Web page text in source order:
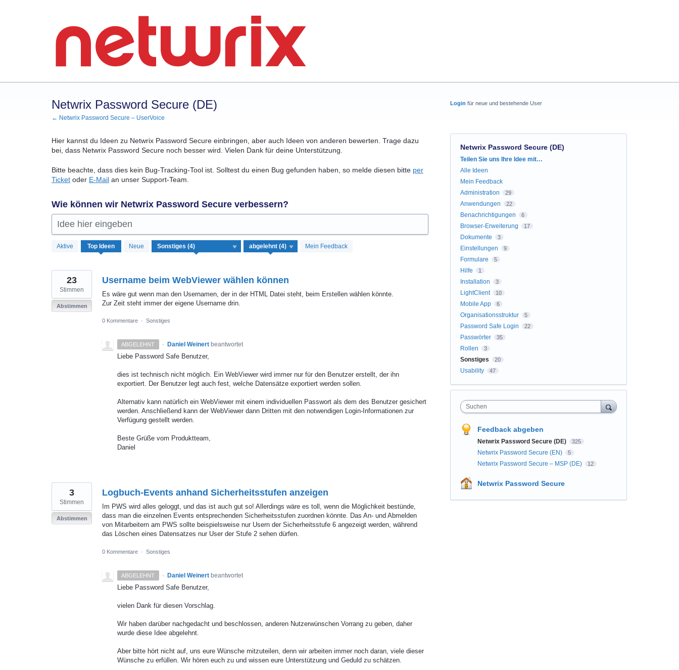
Netwrix Password Secure (DE)
← Netwrix Password Secure – UserVoice
Hier kannst du Ideen zu Netwrix Password Secure einbringen, aber auch Ideen von anderen bewerten. Trage dazu
bei, dass Netwrix Password Secure noch besser wird. Vielen Dank für deine Unterstützung.
Bitte beachte, dass dies kein Bug-Tracking-Tool ist. Solltest du einen Bug gefunden haben, so melde diesen bitte per
Ticket oder E-Mail an unser Support-Team.
Wie können wir Netwrix Password Secure verbessern?
Idee hier eingeben
Aktive Top Ideen Neue Mein Feedback
gefundene
Username beim WebViewer wählen können
Es wäre gut wenn man den Usernamen, der in der HTML Datei steht, beim Erstellen wählen könnte.
Zur Zeit steht immer der eigene Username drin.
23
Stimmen
Abstimmen
0 Kommentare · Sonstiges
ABGELEHNT · Daniel Weinert beantwortet
Liebe Password Safe Benutzer,
dies ist technisch nicht möglich. Ein WebViewer wird immer nur für den Benutzer erstellt, der ihn
exportiert. Der Benutzer legt auch fest, welche Datensätze exportiert werden sollen.
Alternativ kann natürlich ein WebViewer mit einem individuellen Passwort als dem des Benutzer gesichert
werden. Anschließend kann der WebViewer dann Dritten mit den notwendigen Login-Informationen zur
Verfügung gestellt werden.
Beste Grüße vom Produktteam,
Daniel
Logbuch-Events anhand Sicherheitsstufen anzeigen
Im PWS wird alles geloggt, und das ist auch gut so! Allerdings wäre es toll, wenn die Möglichkeit bestünde,
dass man die einzelnen Events entsprechenden Sicherheitsstufen zuordnen könnte. Das An- und Abmelden
von Mitarbeitern am PWS sollte beispielsweise nur Usern der Sicherheitsstufe 6 angezeigt werden, während
das Löschen eines Datensatzes nur User der Stufe 2 sehen dürfen.
3
Stimmen
Abstimmen
0 Kommentare · Sonstiges
ABGELEHNT · Daniel Weinert beantwortet
Liebe Password Safe Benutzer,
vielen Dank für diesen Vorschlag.
Wir haben darüber nachgedacht und beschlossen, anderen Nutzerwünschen Vorrang zu geben, daher
wurde diese Idee abgelehnt.
Aber bitte hört nicht auf, uns eure Wünsche mitzuteilen, denn wir arbeiten immer noch daran, viele dieser
Wünsche zu erfüllen. Wir hören euch zu und wissen eure Unterstützung und Geduld zu schätzen.
Login für neue und bestehende User
Netwrix Password Secure (DE)
Kategorien
Teilen Sie uns Ihre Idee mit…
Alle Ideen
Mein Feedback
Administration
29
Anwendungen 22
Benachrichtigungen 6
Browser-Erweiterung 17
Dokumente 3
Einstellungen 9
Formulare 5
Hilfe 1
Installation 3
LightClient 10
Mobile App 6
Organisationsstruktur 5
Password Safe Login 22
Passwörter 35
Rollen 3
Sonstiges 20
Usability 47
Suchen
Feedback abgeben
Netwrix Password Secure (DE) 325
Netwrix Password Secure (EN) 5
Netwrix Password Secure – MSP (DE) 12
Netwrix Password Secure